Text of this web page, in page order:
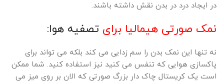
در ایجاد درد در بدن نقش داشته باشند.
نمک صورتی هیمالیا برای تصفیه هوا:
نه تنها این نمک بدن را سم زدایی می کند بلکه می تواند برای
پاکسازی هوایی که تنفس می کنید نیز استفاده کنید. شما ممکن
است یک کریستال چاک دار بزرگ صورتی که الان بر روی میز می